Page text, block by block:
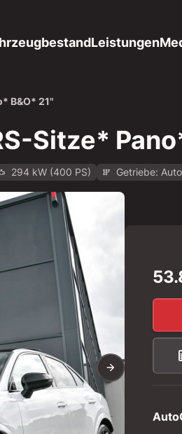
Leistungen
B&O* 21"
Sitze*
294 kW (400 PS) Getriebe:
87d3-4ff7-9be4-